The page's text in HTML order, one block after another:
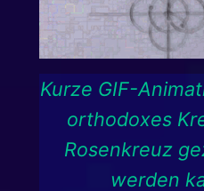
Kurze GIF-
orthodoxes
Rosenkreuz
werden